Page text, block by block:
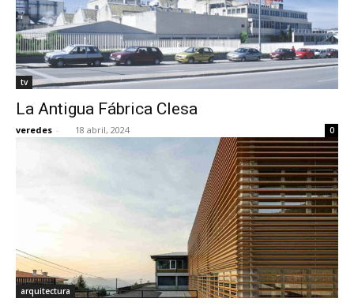
tv
La Antigua Fábrica Clesa
veredes - 18 abril, 2024 0
arquitectura